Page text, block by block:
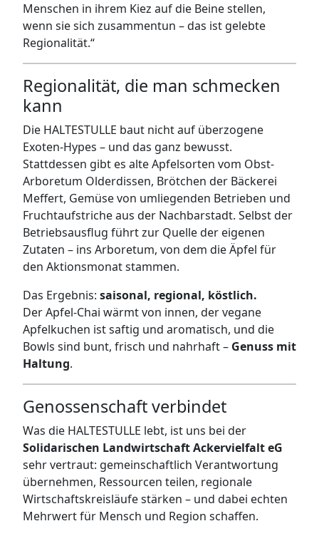
Menschen in ihrem Kiez auf die Beine stellen,
wenn sie sich zusammentun – das ist gelebte
Regionalität.“
Regionalität, die man schmecken
kann
Die HALTESTULLE baut nicht auf überzogene
Exoten-Hypes – und das ganz bewusst.
Stattdessen gibt es alte Apfelsorten vom Obst-
Arboretum Olderdissen, Brötchen der Bäckerei
Meffert, Gemüse von umliegenden Betrieben und
Fruchtaufstriche aus der Nachbarstadt. Selbst der
Betriebsausflug führt zur Quelle der eigenen
Zutaten – ins Arboretum, von dem die Äpfel für
den Aktionsmonat stammen.
Das Ergebnis: saisonal, regional, köstlich.
Der Apfel-Chai wärmt von innen, der vegane
Apfelkuchen ist saftig und aromatisch, und die
Bowls sind bunt, frisch und nahrhaft – Genuss mit
Haltung.
Genossenschaft verbindet
Was die HALTESTULLE lebt, ist uns bei der
Solidarischen Landwirtschaft Ackervielfalt eG
sehr vertraut: gemeinschaftlich Verantwortung
übernehmen, Ressourcen teilen, regionale
Wirtschaftskreisläufe stärken – und dabei echten
Mehrwert für Mensch und Region schaffen.